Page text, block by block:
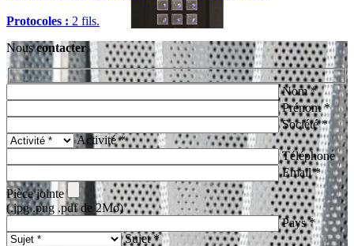
Protocoles : 2 fils.
Nouscontacter
Nom *
Prénom *
Société *
Activité *
Téléphone
Email *
Pièce jointe
(.jpg .png .pdf de 2Mo)
Pays *
Sujet *